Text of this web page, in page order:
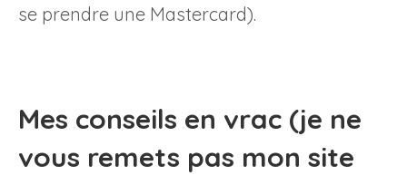
se prendre une Mastercard).
Mes conseils en vrac (je ne
vous remets pas mon site